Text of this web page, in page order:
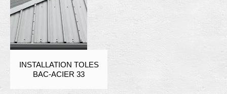
INSTALLATION TOLES
BAC-ACIER 33